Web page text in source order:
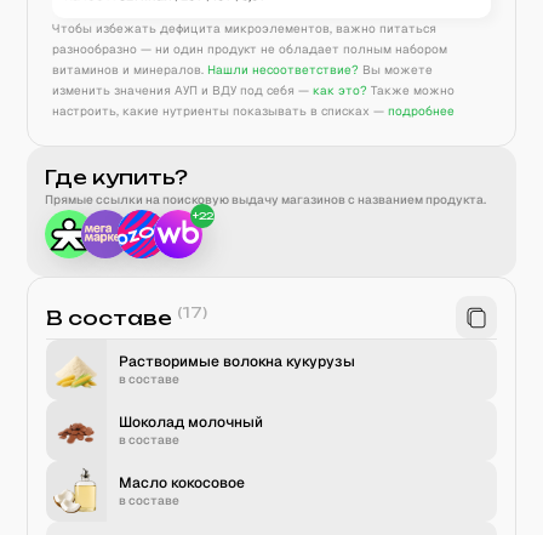
Чтобы избежать дефицита микроэлементов, важно питаться
разнообразно — ни один продукт не обладает полным набором
витаминов и минералов. Нашли несоответствие? Вы можете
изменить значения АУП и ВДУ под себя — как это? Также можно
настроить, какие нутриенты показывать в списках — подробнее
Где купить?
Прямые ссылки на поисковую выдачу магазинов с названием продукта.
+22
В составе (17)
Растворимые волокна кукурузы
в составе
Шоколад молочный
в составе
Масло кокосовое
в составе